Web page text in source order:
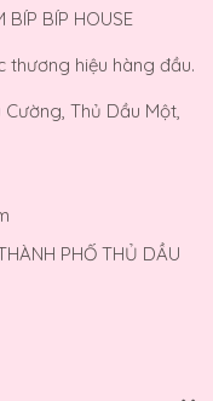
BÍP BÍP HOUSE
thương hiệu hàng đầu.
Thủ Dầu Một,
PHỐ THỦ DẦU